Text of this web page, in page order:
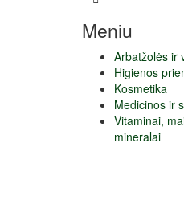
Meniu
Arbatžolės ir
Higienos
Kosmetika
Medicinos ir
Vitaminai,
mineralai